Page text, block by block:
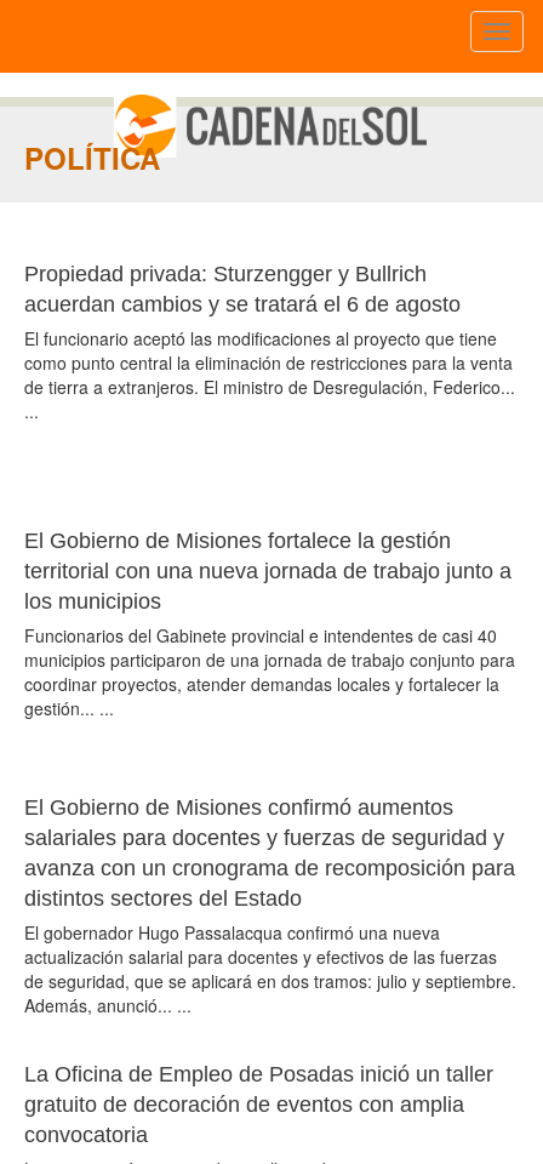
POLÍTICA
Propiedad privada: Sturzengger y Bullrich
acuerdan cambios y se tratará el 6 de agosto
El funcionario aceptó las modificaciones al proyecto que tiene
como punto central la eliminación de restricciones para la venta
de tierra a extranjeros. El ministro de Desregulación, Federico...
...
El Gobierno de Misiones fortalece la gestión
territorial con una nueva jornada de trabajo junto a
los municipios
Funcionarios del Gabinete provincial e intendentes de casi 40
municipios participaron de una jornada de trabajo conjunto para
coordinar proyectos, atender demandas locales y fortalecer la
gestión... ...
El Gobierno de Misiones confirmó aumentos
salariales para docentes y fuerzas de seguridad y
avanza con un cronograma de recomposición para
distintos sectores del Estado
El gobernador Hugo Passalacqua confirmó una nueva
actualización salarial para docentes y efectivos de las fuerzas
de seguridad, que se aplicará en dos tramos: julio y septiembre.
Además, anunció... ...
La Oficina de Empleo de Posadas inició un taller
gratuito de decoración de eventos con amplia
convocatoria